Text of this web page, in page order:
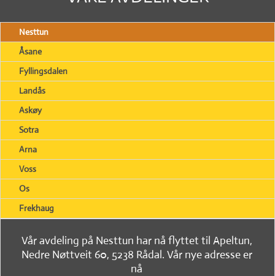
Nesttun
Åsane
Fyllingsdalen
Landås
Askøy
Sotra
Arna
Voss
Os
Frekhaug
Vår avdeling på Nesttun har nå flyttet til Apeltun,
Nedre Nøttveit 60, 5238 Rådal. Vår nye adresse er
nå